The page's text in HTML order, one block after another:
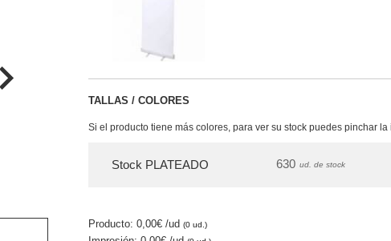
TALLAS / COLORES
Si el producto tiene más colores, para ver su stock puedes pinchar
Stock PLATEADO 630 ud. de stock
Producto: 0,00€ /ud (0 ud.)